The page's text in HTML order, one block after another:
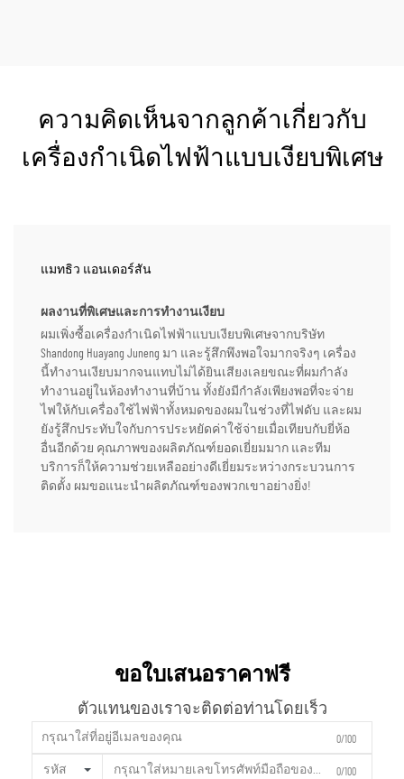
ความคิดเห็นจากลูกค้าเกี่ยวกับ
เครื่องกำเนิดไฟฟ้าแบบเงียบพิเศษ
แมทธิว แอนเดอร์สัน
ผลงานที่พิเศษและการทํางานเงียบ
ผมเพิ่งซื้อเครื่องกำเนิดไฟฟ้าแบบเงียบพิเศษจากบริษัท
Shandong Huayang Juneng มา และรู้สึกพึงพอใจมากจริงๆ เครื่อง
นี้ทำงานเงียบมากจนแทบไม่ได้ยินเสียงเลยขณะที่ผมกำลัง
ทำงานอยู่ในห้องทำงานที่บ้าน ทั้งยังมีกำลังเพียงพอที่จะจ่าย
ไฟให้กับเครื่องใช้ไฟฟ้าทั้งหมดของผมในช่วงที่ไฟดับ และผม
ยังรู้สึกประทับใจกับการประหยัดค่าใช้จ่ายเมื่อเทียบกับยี่ห้อ
อื่นอีกด้วย คุณภาพของผลิตภัณฑ์ยอดเยี่ยมมาก และทีม
บริการก็ให้ความช่วยเหลืออย่างดีเยี่ยมระหว่างกระบวนการ
ติดตั้ง ผมขอแนะนำผลิตภัณฑ์ของพวกเขาอย่างยิ่ง!
ขอใบเสนอราคาฟรี
ตัวแทนของเราจะติดต่อท่านโดยเร็ว
0/100
รหัส 0/100